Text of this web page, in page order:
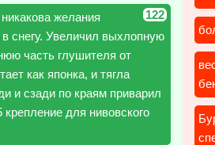
122
желания
в снегу. Увеличил выхлопную
часть глушителя от
как японка, и тягла
и сзади по краям приварил
крепление для нивовского